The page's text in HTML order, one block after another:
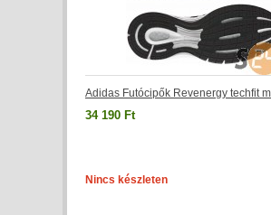
Adidas Futócipők Revenergy techfit
34 190 Ft
Nincs készleten